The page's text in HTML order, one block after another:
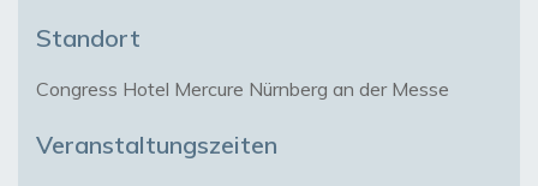
Standort
Congress Hotel Mercure Nürnberg an der Messe
Veranstaltungszeiten